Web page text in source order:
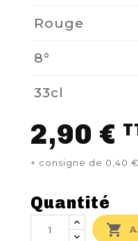
Rouge
8°
33cl
2,90 €
+ consigne de 0,40 €
Quantité
